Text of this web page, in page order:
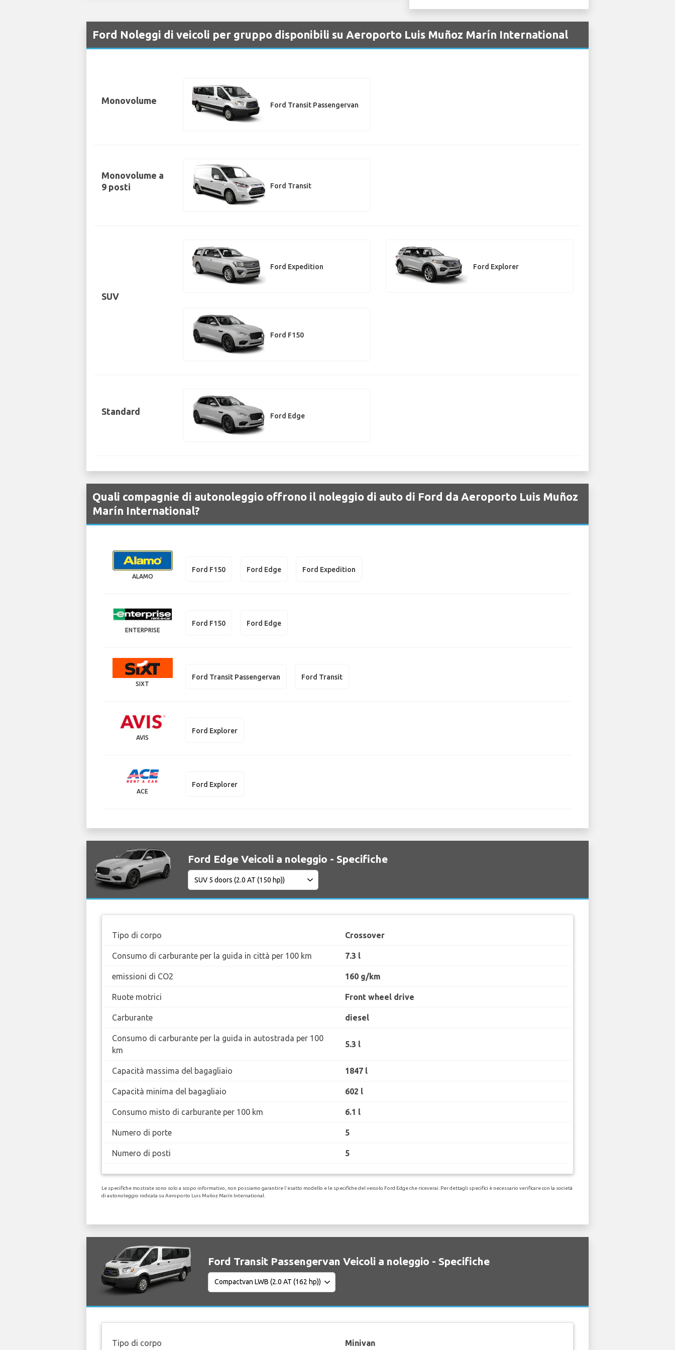
Ford Noleggi di veicoli per gruppo disponibili su Aeroporto Luis Muñoz Marín International
Monovolume Ford Transit Passengervan
Monovolume a
9 posti
Ford Transit
SUV
Ford Expedition Ford Explorer
Ford F150
Standard Ford Edge
Quali compagnie di autonoleggio offrono il noleggio di auto di Ford da Aeroporto Luis Muñoz
Marín International?
ALAMO
Ford F150 Ford Edge Ford Expedition
ENTERPRISE
Ford F150 Ford Edge
SIXT
Ford Transit Passengervan Ford Transit
AVIS
Ford Explorer
ACE
Ford Explorer
Ford Edge Veicoli a noleggio - Specifiche
Tipo di corpo Crossover
Consumo di carburante per la guida in città per 100 km 7.3 l
emissioni di CO2 160 g/km
Ruote motrici Front wheel drive
Carburante diesel
Consumo di carburante per la guida in autostrada per 100
km
5.3 l
Capacità massima del bagagliaio 1847 l
Capacità minima del bagagliaio 602 l
Consumo misto di carburante per 100 km 6.1 l
Numero di porte 5
Numero di posti 5
Le specifiche mostrate sono solo a scopo informativo, non possiamo garantire l'esatto modello e le specifiche del veicolo Ford Edge che riceverai. Per dettagli specifici è necessario verificare con la società
di autonoleggio indicata su Aeroporto Luis Muñoz Marín International.
Ford Transit Passengervan Veicoli a noleggio - Specifiche
Tipo di corpo Minivan